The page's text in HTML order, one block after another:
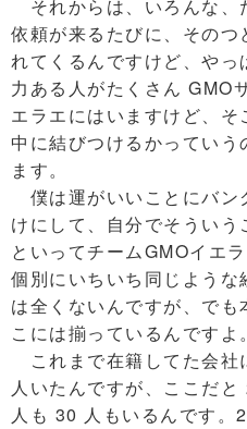
それからは、いろんな、
依頼が来るたびに、その
れてくるんですけど、や
力ある人がたくさん GMO
エラエにはいますけど、
中に結びつけるかってい
ます。
僕は運がいいことにバン
けにして、自分でそうい
といってチームGMOイエ
個別にいちいち同じよう
は全くないんですが、で
こには揃っているんですよ。
これまで在籍してた会社
人いたんですが、ここだ
人も 30 人もいるんです。